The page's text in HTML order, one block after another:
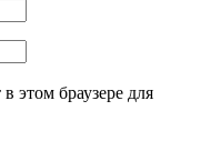
этом браузере для